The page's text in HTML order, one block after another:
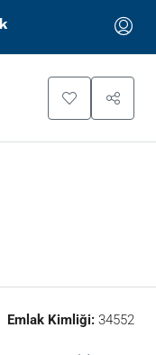
Emlak Kimliği: 34552